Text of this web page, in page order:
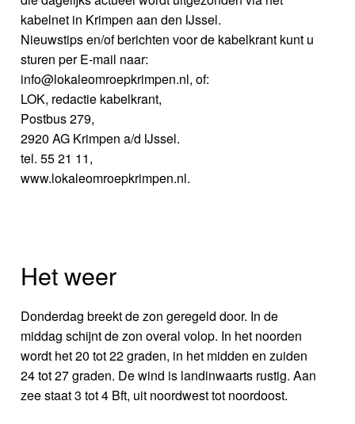
kabelnet in Krimpen aan den IJssel.
Nieuwstips en/of berichten voor de kabelkrant kunt u
sturen per E-mail naar:
info@lokaleomroepkrimpen.nl, of:
LOK, redactie kabelkrant,
Postbus 279,
2920 AG Krimpen a/d IJssel.
tel. 55 21 11,
www.lokaleomroepkrimpen.nl.
Het weer
Donderdag breekt de zon geregeld door. In de
middag schijnt de zon overal volop. In het noorden
wordt het 20 tot 22 graden, in het midden en zuiden
24 tot 27 graden. De wind is landinwaarts rustig. Aan
zee staat 3 tot 4 Bft, uit noordwest tot noordoost.